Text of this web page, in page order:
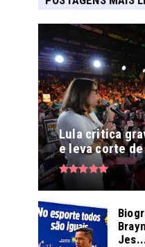
Lula critica
e leva corte